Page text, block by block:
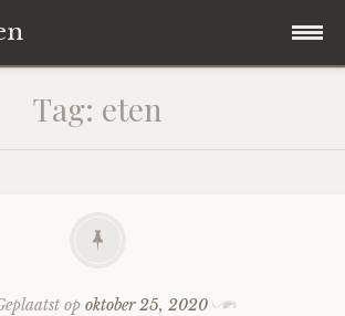
Tag: eten
opoktober 25, 2020